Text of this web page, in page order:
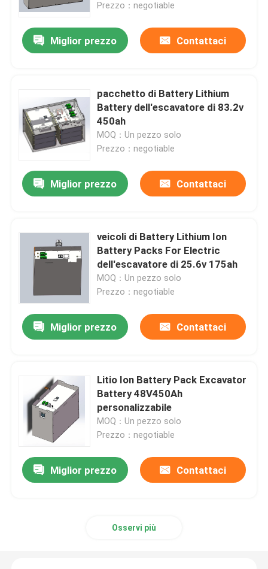
Prezzo：negotiable
Miglior prezzo Contattaci
pacchetto di Battery Lithium
Battery dell'escavatore di 83.2v
450ah
MOQ：Un pezzo solo
Prezzo：negotiable
Miglior prezzo Contattaci
veicoli di Battery Lithium Ion
Battery Packs For Electric
dell'escavatore di 25.6v 175ah
MOQ：Un pezzo solo
Prezzo：negotiable
Miglior prezzo Contattaci
Litio Ion Battery Pack Excavator
Battery 48V450Ah
personalizzabile
MOQ：Un pezzo solo
Prezzo：negotiable
Miglior prezzo Contattaci
Osservi più